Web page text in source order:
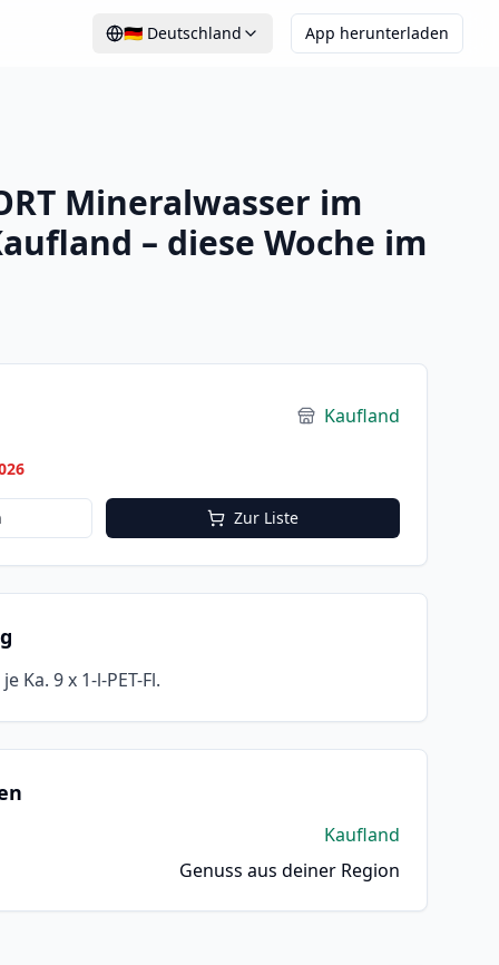
🇩🇪 Deutschland App herunterladen
Mineralwasser im
– diese Woche im
Kaufland
Zur Liste
Ka. 9 x 1-l-PET-Fl.
Kaufland
Genuss aus deiner Region